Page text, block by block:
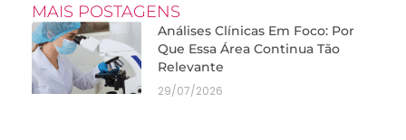
MAIS POSTAGENS
Análises Clínicas Em Foco: Por
Que Essa Área Continua Tão
Relevante
29/07/2026